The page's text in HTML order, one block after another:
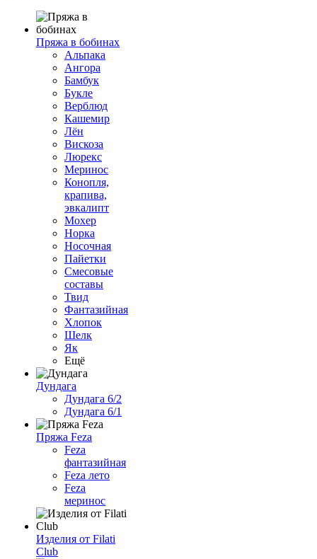
Пряжа в бобинах
Альпака
Ангора
Бамбук
Букле
Верблюд
Кашемир
Лён
Вискоза
Люрекс
Меринос
Конопля,
крапива,
эвкалипт
Мохер
Норка
Носочная
Пайетки
Смесовые
составы
Твид
Фантазийная
Хлопок
Шелк
Як
Ещё
Дундага
Дундага 6/2
Дундага 6/1
Пряжа Feza
Feza
фантазийная
Feza лето
Feza
меринос
Изделия от Filati
Club